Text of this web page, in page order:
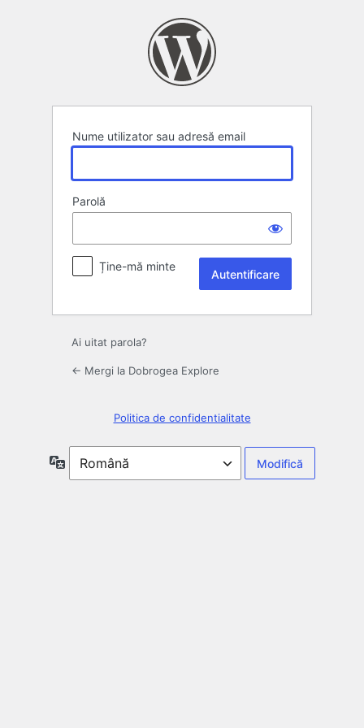
Nume utilizator sau adresă email
Parolă
Ține-mă minte
Ai uitat parola?
← Mergi la Dobrogea Explore
Politica de confidentialitate
Limbă